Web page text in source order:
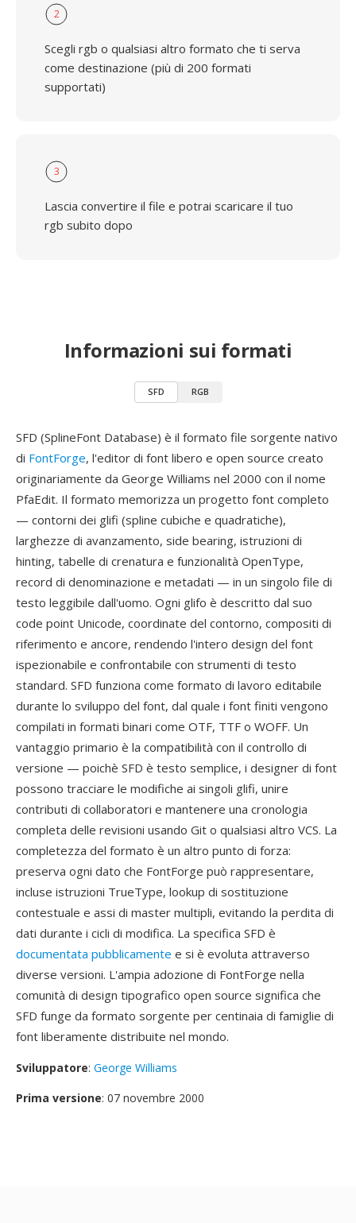
2
Scegli rgb o qualsiasi altro formato che ti serva
come destinazione (più di 200 formati
supportati)
3
Lascia convertire il file e potrai scaricare il tuo
rgb subito dopo
Informazioni sui formati
SFD RGB
SFD (SplineFont Database) è il formato file sorgente nativo
di FontForge, l'editor di font libero e open source creato
originariamente da George Williams nel 2000 con il nome
PfaEdit. Il formato memorizza un progetto font completo
— contorni dei glifi (spline cubiche e quadratiche),
larghezze di avanzamento, side bearing, istruzioni di
hinting, tabelle di crenatura e funzionalità OpenType,
record di denominazione e metadati — in un singolo file di
testo leggibile dall'uomo. Ogni glifo è descritto dal suo
code point Unicode, coordinate del contorno, compositi di
riferimento e ancore, rendendo l'intero design del font
ispezionabile e confrontabile con strumenti di testo
standard. SFD funziona come formato di lavoro editabile
durante lo sviluppo del font, dal quale i font finiti vengono
compilati in formati binari come OTF, TTF o WOFF. Un
vantaggio primario è la compatibilità con il controllo di
versione — poichè SFD è testo semplice, i designer di font
possono tracciare le modifiche ai singoli glifi, unire
contributi di collaboratori e mantenere una cronologia
completa delle revisioni usando Git o qualsiasi altro VCS. La
completezza del formato è un altro punto di forza:
preserva ogni dato che FontForge può rappresentare,
incluse istruzioni TrueType, lookup di sostituzione
contestuale e assi di master multipli, evitando la perdita di
dati durante i cicli di modifica. La specifica SFD è
documentata pubblicamente e si è evoluta attraverso
diverse versioni. L'ampia adozione di FontForge nella
comunità di design tipografico open source significa che
SFD funge da formato sorgente per centinaia di famiglie di
font liberamente distribuite nel mondo.
Sviluppatore: George Williams
Prima versione: 07 novembre 2000